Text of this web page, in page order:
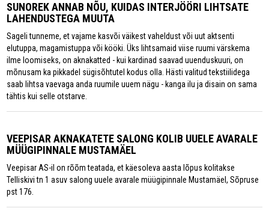
SUNOREK ANNAB NÕU, KUIDAS INTERJÖÖRI LIHTSATE
LAHENDUSTEGA MUUTA
Sageli tunneme, et vajame kasvõi väikest vaheldust või uut aktsenti
elutuppa, magamistuppa või kööki. Üks lihtsamaid viise ruumi värskema
ilme loomiseks, on aknakatted - kui kardinad saavad uuenduskuuri, on
mõnusam ka pikkadel sügisõhtutel kodus olla. Hästi valitud tekstiilidega
saab lihtsa vaevaga anda ruumile uuem nägu - kanga ilu ja disain on sama
tähtis kui selle otstarve.
VEEPISAR AKNAKATETE SALONG KOLIB UUELE AVARALE
MÜÜGIPINNALE MUSTAMÄEL
Veepisar AS-il on rõõm teatada, et käesoleva aasta lõpus kolitakse
Telliskivi tn 1 asuv salong uuele avarale müügipinnale Mustamäel, Sõpruse
pst 176.